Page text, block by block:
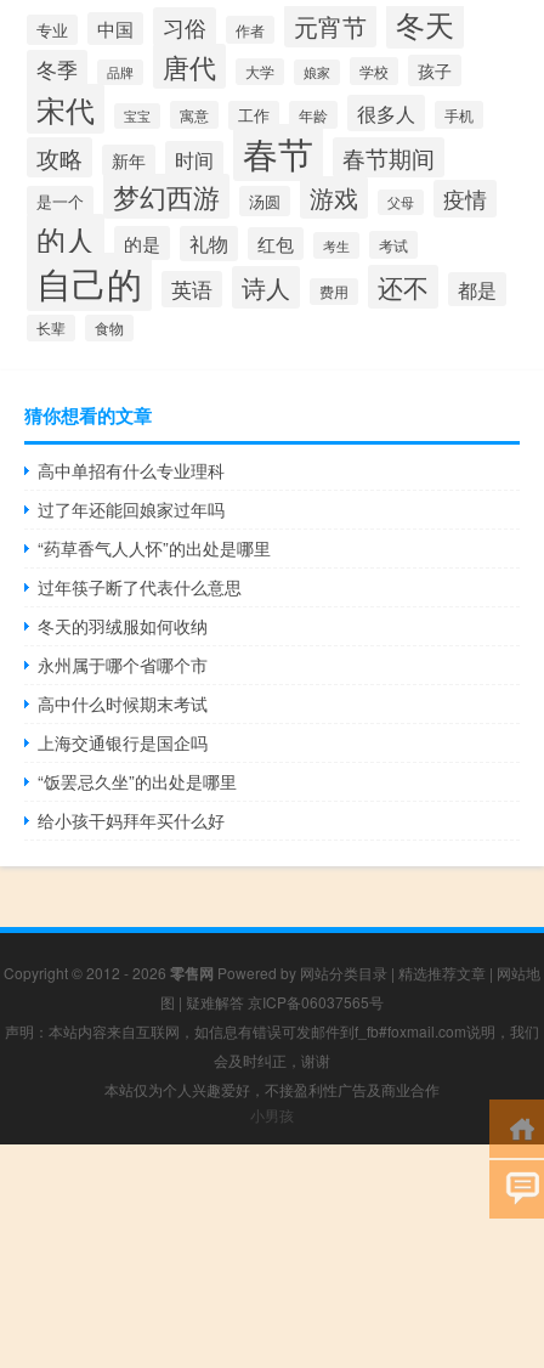
专业 中国 习俗 作者 元宵节 冬天
冬季 品牌 唐代 大学 娘家 学校 孩子
宋代 宝宝 寓意 工作 年龄 很多人 手机
攻略 新年 时间 春节 春节期间
是一个 梦幻西游 汤圆 游戏 父母 疫情
的人 的是 礼物 红包 考生 考试
自己的 英语 诗人 费用 还不 都是
长辈 食物
猜你想看的文章
高中单招有什么专业理科
过了年还能回娘家过年吗
“药草香气人人怀”的出处是哪里
过年筷子断了代表什么意思
冬天的羽绒服如何收纳
永州属于哪个省哪个市
高中什么时候期末考试
上海交通银行是国企吗
“饭罢忌久坐”的出处是哪里
给小孩干妈拜年买什么好
Copyright © 2012 - 2026 零售网 Powered by 网站分类目录 | 精选推荐文章 | 网站地
图 | 疑难解答 京ICP备06037565号
声明：本站内容来自互联网，如信息有错误可发邮件到f_fb#foxmail.com说明，我们
会及时纠正，谢谢
本站仅为个人兴趣爱好，不接盈利性广告及商业合作
小男孩